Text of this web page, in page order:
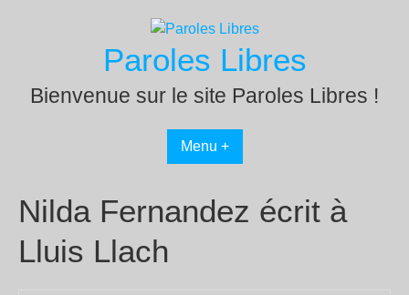
Paroles Libres
Bienvenue sur le site Paroles Libres !
Menu +
Nilda Fernandez écrit à
Lluis Llach